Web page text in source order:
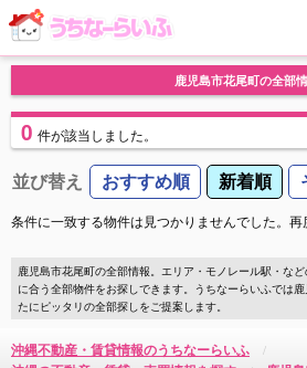
鹿児島市花尾町の全部
0 件が該当しました。
並び替え おすすめ順 新着順
条件に一致する物件は見つかりませんでした。再
鹿児島市花尾町の全部情報。エリア・モノレール駅・な
に合う全部物件をお探しできます。うちなーらいふでは
たにピッタリの全部探しをご提案します。
沖縄不動産・賃貸情報のうちなーらいふ